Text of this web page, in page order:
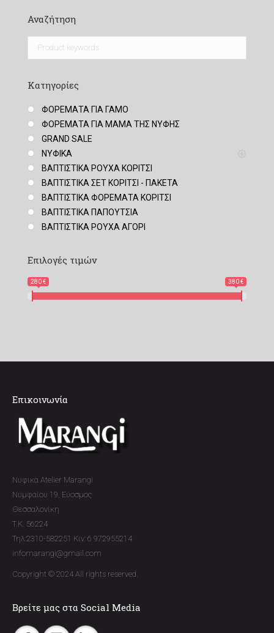
Αναζήτηση
Κατηγορίες
ΦΟΡΕΜΑΤΑ ΓΙΑ ΓΑΜΟ
ΦΟΡΕΜΑΤΑ ΓΙΑ ΜΑΜΑ ΤΗΣ ΝΥΦΗΣ
GRAND SALE
ΝΥΦΙΚΑ
ΒΑΠΤΙΣΤΙΚΑ ΡΟΥΧΑ ΚΟΡΙΤΣΙ
ΒΑΠΤΙΣΤΙΚΑ ΣΕΤ ΚΟΡΙΤΣΙ - ΠΑΚΕΤΑ
ΒΑΠΤΙΣΤΙΚΑ ΦΟΡΕΜΑΤΑ ΚΟΡΙΤΣΙ
ΒΑΠΤΙΣΤΙΚΑ ΠΑΠΟΥΤΣΙΑ
ΒΑΠΤΙΣΤΙΚΑ ΡΟΥΧΑ ΑΓΟΡΙ
Επιλογές τιμών
280 € 380 €
Επικοινωνία
Νυφικα Atelier Marangi
Νυμφαίου 19, Εύοσμος
Θεσσαλονίκη
T.K. 56224
Τηλ:2310-582251 Κιν: 6 972955214
infomarangi@gmail.com
Copyright © 2024 All rights reserved.
Βρείτε μας στα Social Media